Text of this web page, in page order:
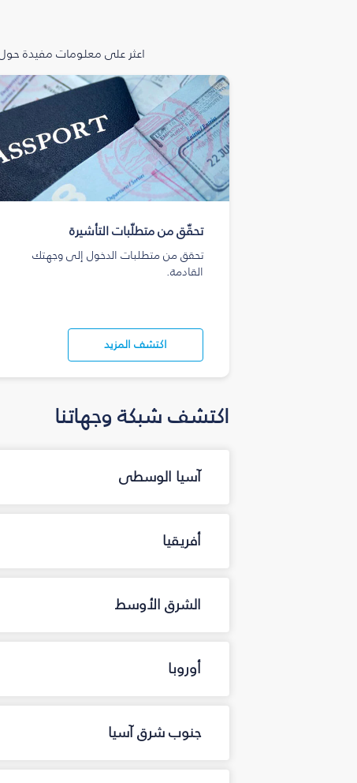
اعثر على معلومات مفيدة
تحقّق من متطلّبات التأشيرة
تحقق من متطلبات الدخول إلى وجهتك
القادمة.
اكتشف المزيد
اكتشف شبكة وجهاتنا
آسيا الوسطى
أفريقيا
الشرق الأوسط
أوروبا
جنوب شرق آسيا